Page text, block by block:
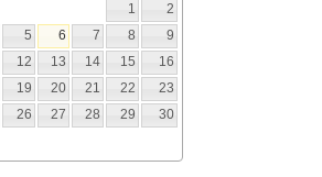
1
2
5 6 7 8
9
12 13 14 15
16
19 20 21 22
23
26 27 28 29
30